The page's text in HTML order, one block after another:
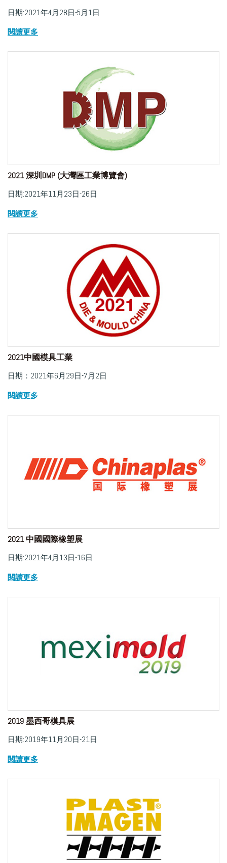
日期:2021年4月28日-5月1日
閱讀更多
2021 深圳DMP (大灣區工業博覽會)
日期:2021年11月23日-26日
閱讀更多
2021中國模具工業
日期：2021年6月29日-7月2日
閱讀更多
2021 中國國際橡塑展
日期:2021年4月13日-16日
閱讀更多
2019 墨西哥模具展
日期:2019年11月20日-21日
閱讀更多